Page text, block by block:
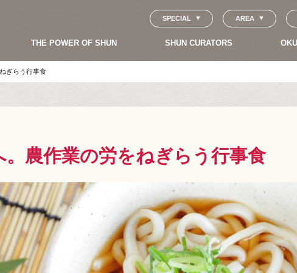
SPECIAL AREA
THE POWER OF SHUN SHUN CURATORS
ぎらう行事食
。農作業の労をねぎらう行事食